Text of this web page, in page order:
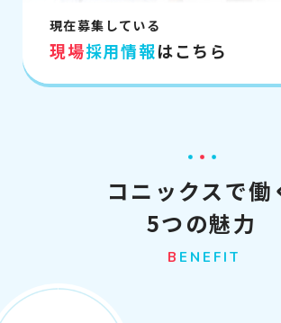
現在募集している
現場採用情報はこちら
コニックスで働
5つの魅力
BENEFIT